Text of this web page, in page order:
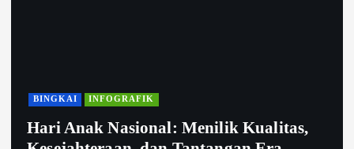
BINGKAI INFOGRAFIK
Hari Anak Nasional: Menilik Kualitas,